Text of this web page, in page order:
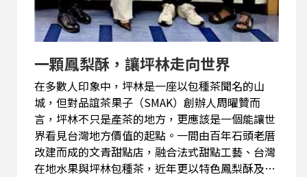
一顆鳳梨酥，讓坪林走向世界
在多數人印象中，坪林是一座以包種茶聞名的山
城，但對品誼茶果子（SMAK）創辦人周曜贊而
言，坪林不只是產茶的地方，更應該是一個能讓世
界看見台灣地方價值的起點。一間由百年石頭老厝
改建而成的文青甜點店，融合法式甜點工藝、台灣
在地水果與坪林包種茶，近年更以特色鳳梨酥及茶